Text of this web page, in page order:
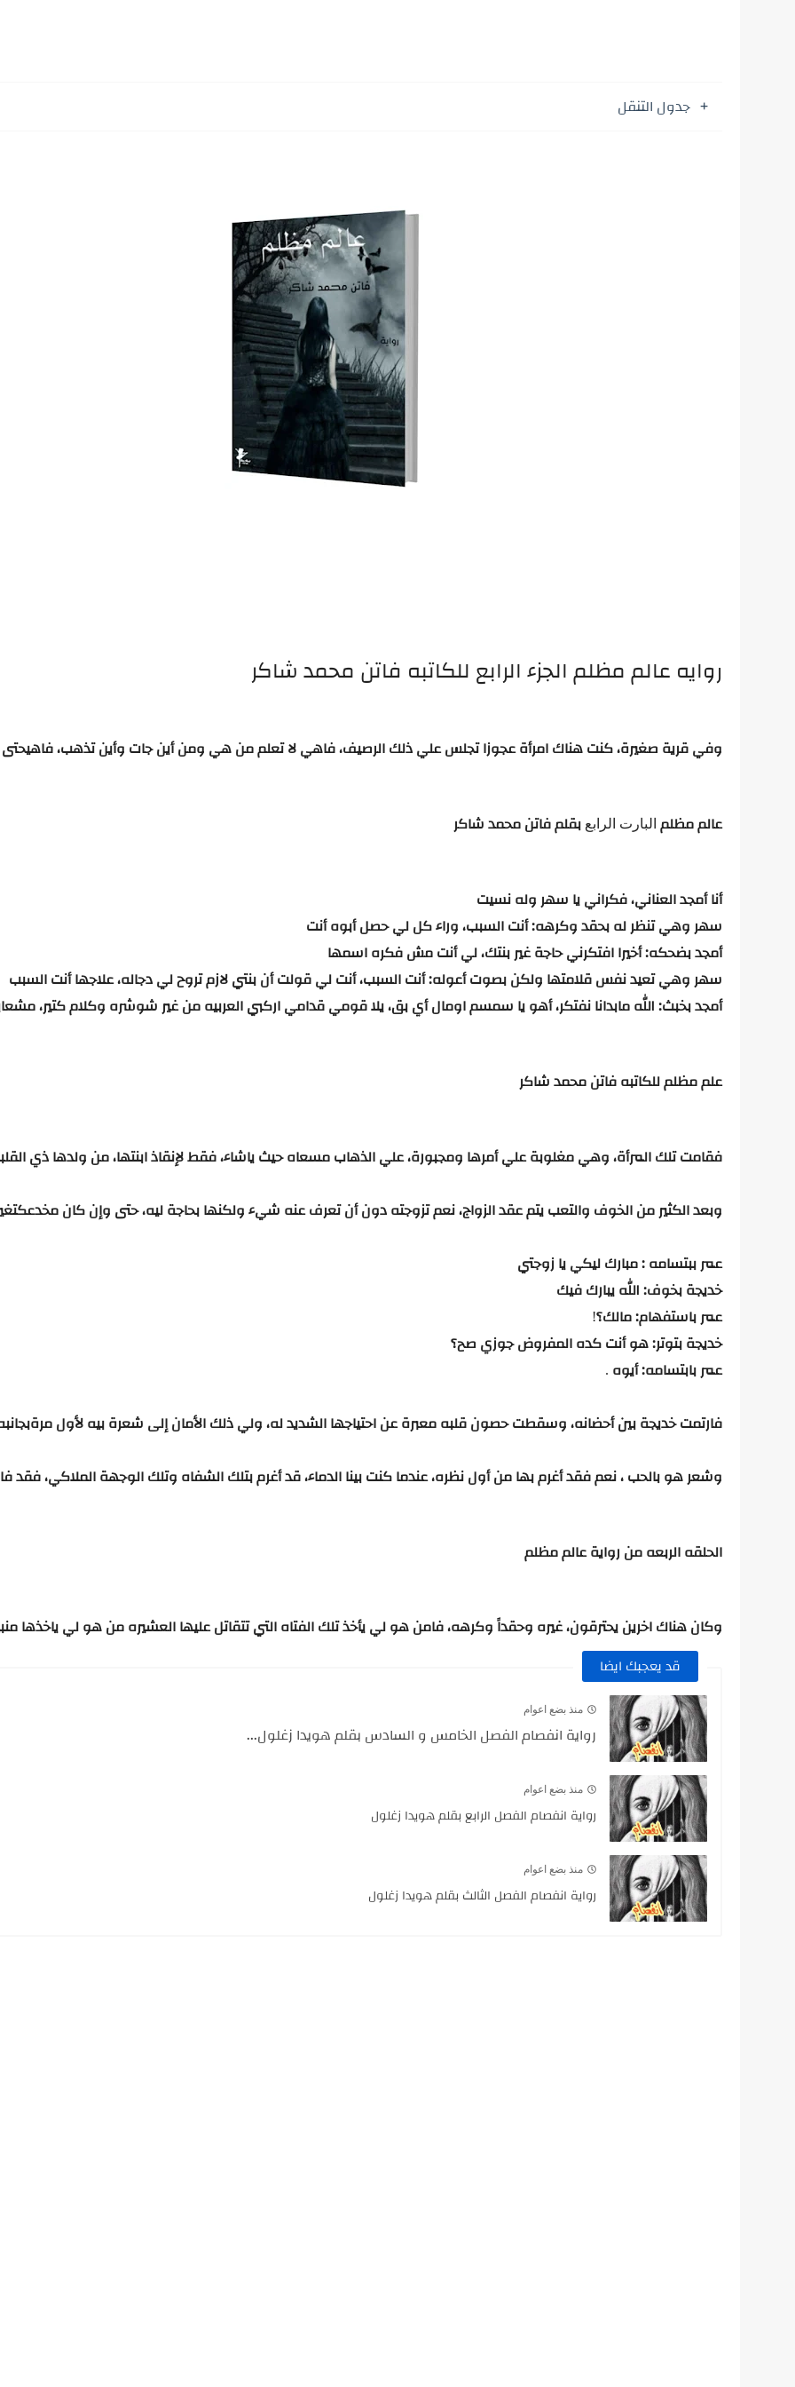
جدول التنقل
روايه عالم مظلم الجزء الرابع للكاتبه فاتن محمد شاكر
وفيقرية صغيرة،كنتهناكامرأةعجوزاتجلسعليذلكالرصيف،فاهيلاتعلممنهي ومنأينجات وأينتذهب،فاهيحتى
عالممظلم البارت الرابع بقلمفاتنمحمدشاكر
أناأمجدالعناني،فكرانييا سهرولهنسيت
سهروهيتنظرلهبحقدوكرهه:أنتالسبب،وراءكلليحصلأبوهأنت
أمجدبضحكه:أخيراافتكرنيحاجةغيربنتك،ليأنتمشفكرهاسمها
سهروهيتعيدنفسقلامتها ولكنبصوتأعوله:أنتالسبب،أنتليقولتأنبنتيلازمتروحليدجاله،علاجهاأنتالسبب
أمجدبخبث:اللهمابدانانفتكر،أهويا سمسماومالأيبق،يلاقوميقدامياركبيالعربيهمنغيرشوشره وكلامكتير،مش
علممظلمللكاتبهفاتنمحمدشاكر
فقامتتلكالمرأة،وهيمغلوبةعليأمرها ومجبورة،عليالذهابمسعاهحيثياشاء،فقطلإنقاذابنتها،من ولدهاذيالقلب
وبعدالكثيرمنالخوف والتعبيتمعقدالزواج،نعمتزوجتهدونأنتعرفعنه شيءولكنهابحاجةليه،حتى وإنكانمخدع
عمر ببتسامه:مباركليكييازوجتي
خديجةبخوف:اللهيباركفيك
عمرباستفهام:مالك؟!
خديجةبتوتر:هوأنتكدهالمفروضجوزي صح؟
عمربابتسامه:أيوه .
فارتمتخديجةبينأحضانه،وسقطتحصونقلبهمعبرةعناحتياجهاالشديدله،وليذلكالأمانإلى شعرةبيهلأولمرة
وشعرهوبالحب،نعمفقدأغرمبهامنأولنظره،عندماكنتبيناالدماء،قدأغرمبتلكالشفاه وتلكالوجهةالملاكي،فقد
الحلقهالربعهمن روايةعالممظلم
وكانهناكاخرينيحترقون،غيره وحقداًوكرهه،فامنهولييأخذتلكالفتاهالتيتتقاتلعليهاالعشيرهمنهوليياخذهامن
قد يعجبك ايضا
منذ بضع اعوام
رواية انفصام الفصل الخامس و السادس بقلم هويدا زغلول...
منذ بضع اعوام
رواية انفصام الفصل الرابع بقلم هويدا زغلول
منذ بضع اعوام
رواية انفصام الفصل الثالث بقلم هويدا زغلول